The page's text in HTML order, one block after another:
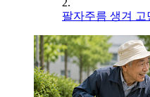
2.
팔자주름 생겨 고